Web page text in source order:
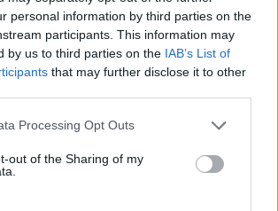
personal information by third parties on the
participants. This information may
by us to third parties on the IAB’s List of
that may further disclose it to other
Processing Opt Outs
out of the Sharing of my
AyguesVives
énigmes des salles de Tourbillon
vous devrez faire preuve
réflexion et de collaboration ! Trois